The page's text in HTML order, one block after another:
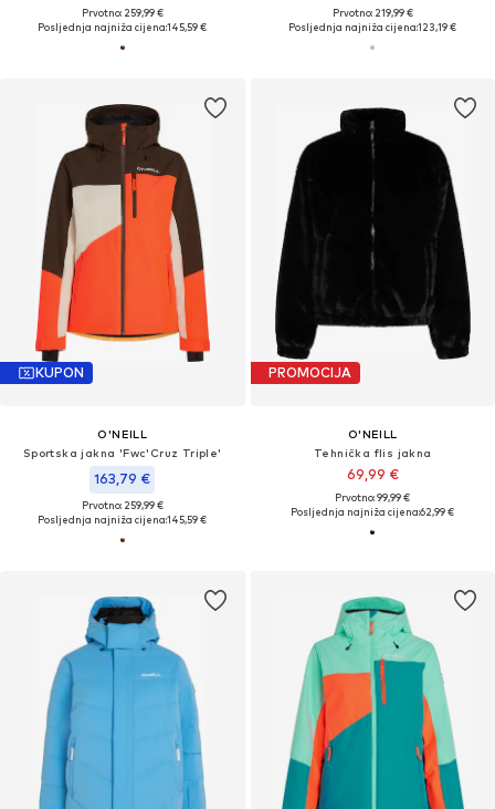
Prvotno: 259,99 €
Posljednja najniža cijena:145,59 €
Prvotno: 219,99 €
Posljednja najniža cijena:123,19 €
KUPON
O'NEILL
Sportska jakna 'Fwc'Cruz Triple'
163,79 €
Prvotno: 259,99 €
Posljednja najniža cijena:145,59 €
PROMOCIJA
O'NEILL
Tehnička flis jakna
69,99 €
Prvotno: 99,99 €
Posljednja najniža cijena:62,99 €